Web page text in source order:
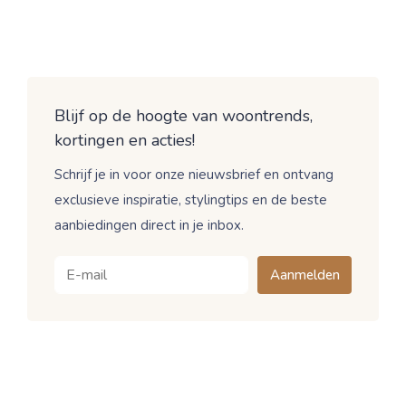
Blijf op de hoogte van woontrends,
kortingen en acties!
Schrijf je in voor onze nieuwsbrief en ontvang
exclusieve inspiratie, stylingtips en de beste
aanbiedingen direct in je inbox.
Aanmelden